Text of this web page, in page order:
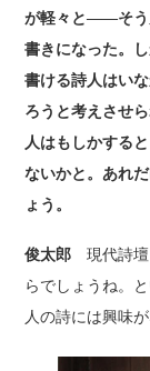
が軽々と――そう
書きになった。
書ける詩人はい
ろうと考えさせ
人はもしかする
ないかと。あれ
ょう。
俊太郎 現代詩
らでしょうね。
人の詩には興味